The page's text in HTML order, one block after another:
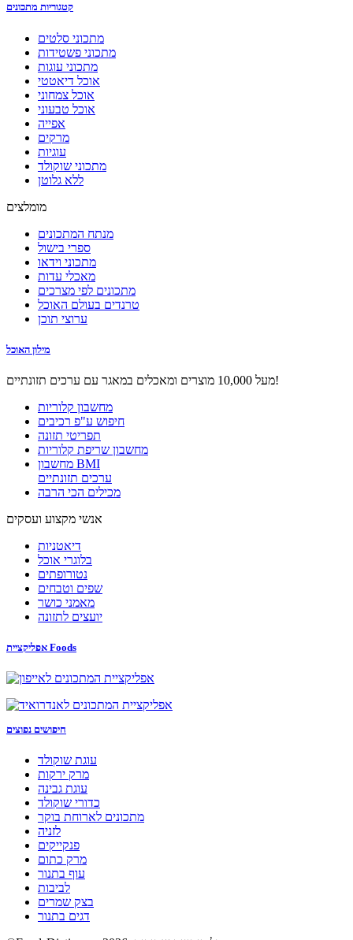
קטגוריות מתכונים
מתכוני סלטים
מתכוני פשטידות
מתכוני עוגות
אוכל דיאטטי
אוכל צמחוני
אוכל טבעוני
אפייה
מרקים
עוגיות
מתכוני שוקולד
ללא גלוטן
מומלצים
מנתח המתכונים
ספרי בישול
מתכוני וידאו
מאכלי עדות
מתכונים לפי מצרכים
טרנדים בעולם האוכל
ערוצי תוכן
מילון האוכל
מעל 10,000 מוצרים ומאכלים במאגר עם ערכים תזונתיים!
מחשבון קלוריות
חיפוש ע"פ רכיבים
תפריטי תזונה
מחשבון שריפת קלוריות
מחשבון BMI
ערכים תזונתיים
מכילים הכי הרבה
אנשי מקצוע ועסקים
דיאטניות
בלוגרי אוכל
נטורופתים
שפים וטבחים
מאמני כושר
יועצים לתזונה
אפליקציית Foods
חיפושים נפוצים
עוגת שוקולד
מרק ירקות
עוגת גבינה
כדורי שוקולד
מתכונים לארוחת בוקר
לזניה
פנקייקים
מרק כתום
עוף בתנור
לביבות
בצק שמרים
דגים בתנור